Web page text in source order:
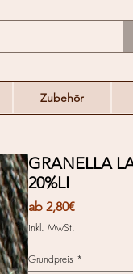
Zubehör
GRANELLA
20%LI
ab 2,80€Sale-
inkl. MwSt.
Grundpreis *